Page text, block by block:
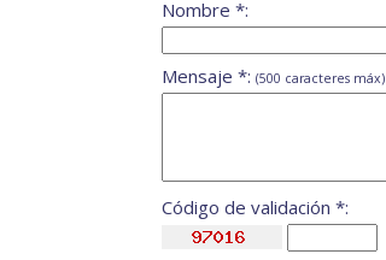
Nombre *:
Mensaje *: (500 caracteres máx)
Código de validación *: